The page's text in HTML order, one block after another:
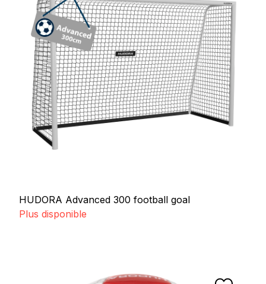
HUDORA Advanced 300 football goal
Plus disponible